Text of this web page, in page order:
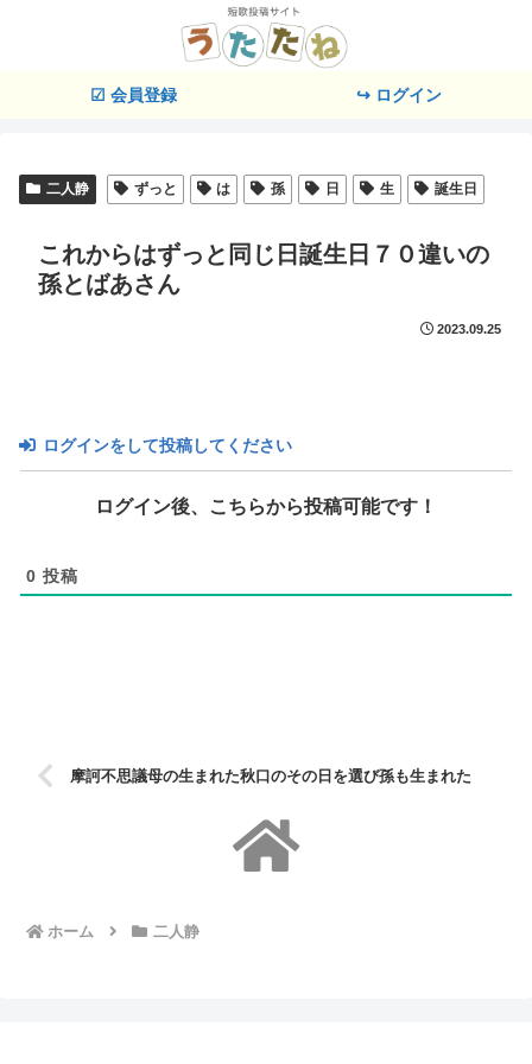
☑ 会員登録 ↪ ログイン
二人静 ずっと は 孫 日 生 誕生日
これからはずっと同じ日誕生日７０違いの
孫とばあさん
2023.09.25
ログインをして投稿してください
ログイン後、こちらから投稿可能です！
0 投稿
摩訶不思議母の生まれた秋口のその日を選び孫も生まれた
ホーム 二人静